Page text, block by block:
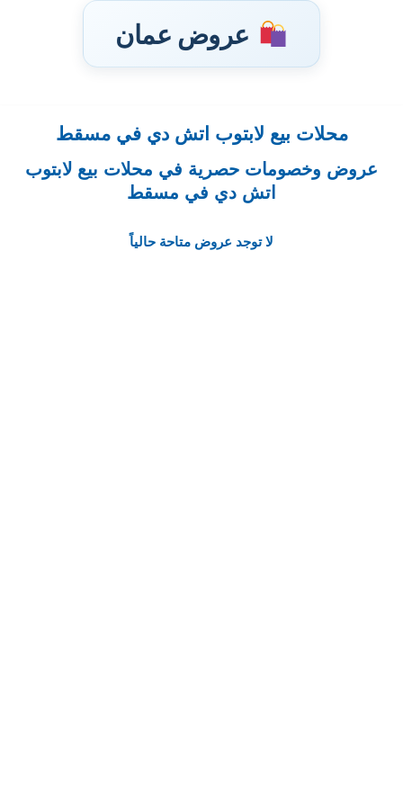
عروض عمان
إلى
محلات بيع لابتوب اتش دي في مسقط
عروض وخصومات حصرية في محلات بيع لابتوب
اتش دي في مسقط
لا توجد عروض متاحة حالياً